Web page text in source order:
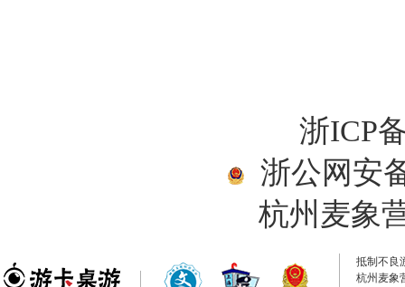
浙ICP
浙公网安
杭州麦象
抵制不良
杭州麦象